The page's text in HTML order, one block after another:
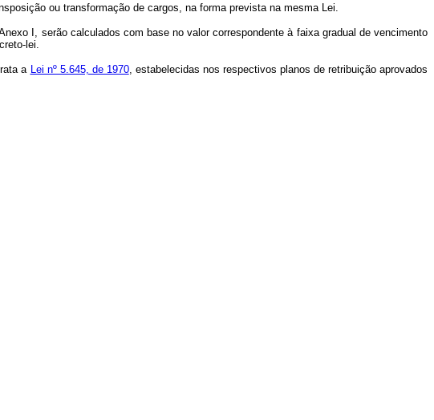
ou transformação de cargos, na forma prevista na mesma Lei.
I, serão calculados com base no valor correspondente à faixa gradual de vencimento
lei.
a Lei nº 5.645, de 1970, estabelecidas nos respectivos planos de retribuição aprovados